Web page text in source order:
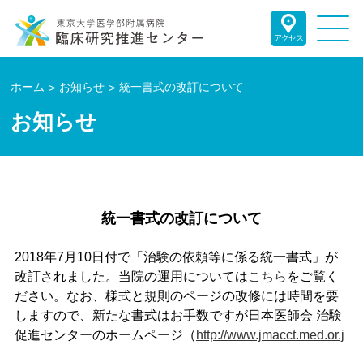
アクセス
ホーム お知らせ 統一書式の改訂について
お知らせ
統一書式の改訂について
2018年7月10日付で「治験の依頼等に係る統⼀書式」が
改訂されました。当院の運用についてはこちら をご覧く
ださい。なお、様式と規則のページの改修には時間を要
しますので、新たな書式はお手数ですが日本医師会 治験
促進センターのホームページ（ http://www.jmacct.med.or.j